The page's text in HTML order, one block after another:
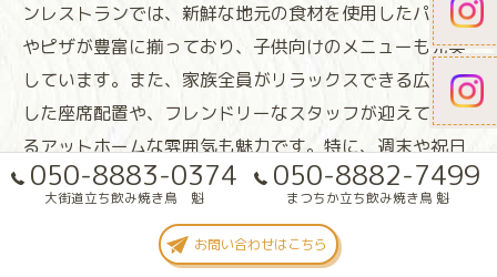
ンレストランでは、新鮮な地元の食材を使用したパスタ
やピザが豊富に揃っており、子供向けのメニューも充実
しています。また、家族全員がリラックスできる広々と
した座席配置や、フレンドリーなスタッフが迎えてくれ
るアットホームな雰囲気も魅力です。特に、週末や祝日
には家族で過ごす時間を充実させるための特別メニュー
楽しむことができます。松山市のイタリアンレストラン
050-8883-0374
大街道立ち飲み焼き鳥 魁
050-8882-7499
まつちか立ち飲み焼き鳥 魁
お問い合わせはこちら